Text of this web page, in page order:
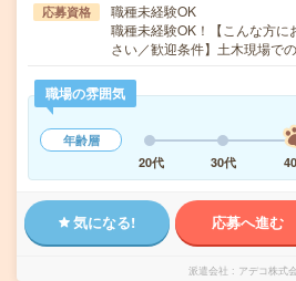
応募資格
職種未経験OK
職種未経験OK！【こんな方
さい／歓迎条件】土木現場で
職場の雰囲気
年齢層
20代
30代
気になる! 応募へ進む
派遣会社 アデコ株式